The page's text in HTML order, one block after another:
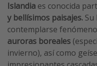
Islandia es conocida
y bellísimos paisajes.
contemplarse
auroras boreales
invierno), así como